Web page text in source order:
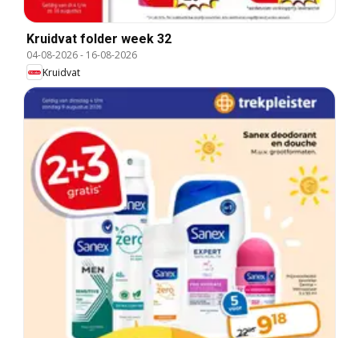
Kruidvat folder week 32
04-08-2026- 16-08-2026
Kruidvat